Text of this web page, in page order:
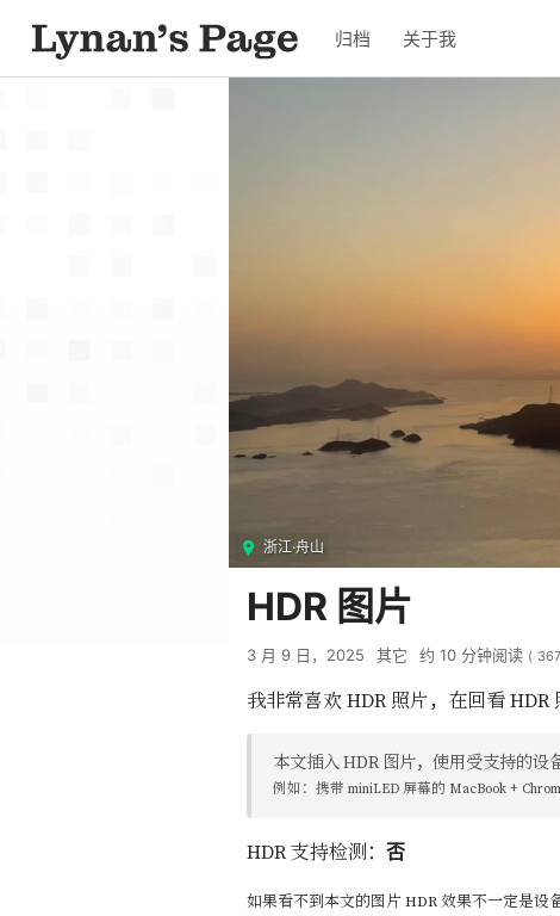
归档 关于我
浙江·舟山
HDR 图片
3 月 9 日，2025 其它 约 10 分钟阅读 (
我非常喜欢 HDR 照片，在回看 HDR
本文插入 HDR 图片，使用受支持的设
例如：携带 miniLED 屏幕的 MacBook +
HDR 支持检测： 否
如果看不到本文的图片 HDR 效果不一定是设